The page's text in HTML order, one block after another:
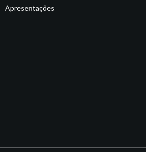
Apresentações